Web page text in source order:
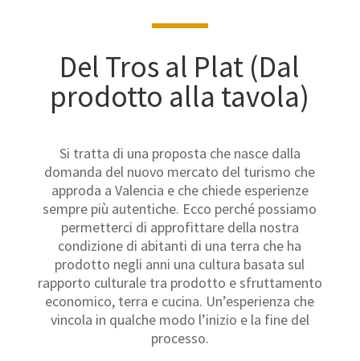
Del Tros al Plat (Dal
prodotto alla tavola)
Si tratta di una proposta che nasce dalla
domanda del nuovo mercato del turismo che
approda a Valencia e che chiede esperienze
sempre più autentiche. Ecco perché possiamo
permetterci di approfittare della nostra
condizione di abitanti di una terra che ha
prodotto negli anni una cultura basata sul
rapporto culturale tra prodotto e sfruttamento
economico, terra e cucina. Un’esperienza che
vincola in qualche modo l’inizio e la fine del
processo.